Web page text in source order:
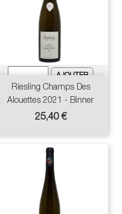
Riesling Champs Des
Alouettes 2021 - Binner
Prix
25,40 €